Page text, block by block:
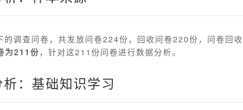
的调查问卷，共发放问卷224份，回收问卷220份，问卷回收
为211份 ，针对这211份问卷进行数据分析。
：基础知识学习